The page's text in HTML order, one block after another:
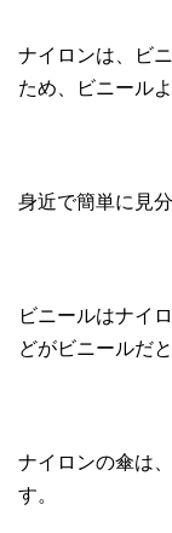
ナイロンは、ビ
ため、ビニール
身近で簡単に見
ビニールはナイ
どがビニールだ
ナイロンの傘は
す。